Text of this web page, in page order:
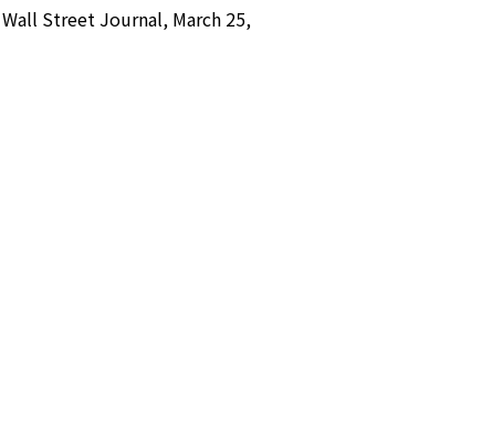
Street Journal, March 25,